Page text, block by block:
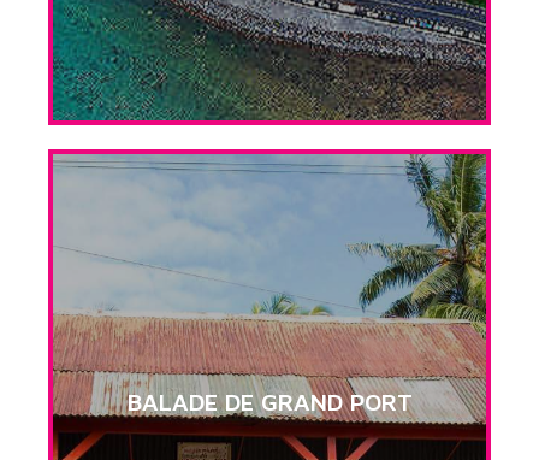
BALADE DE GRAND PORT